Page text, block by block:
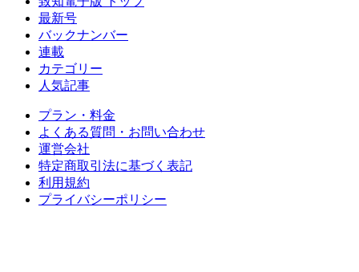
最新号
バックナンバー
連載
カテゴリー
人気記事
プラン・料金
よくある質問・お問い合わせ
運営会社
特定商取引法に基づく表記
利用規約
プライバシーポリシー